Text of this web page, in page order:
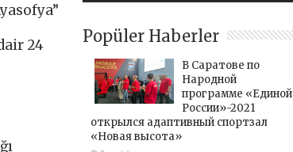
24
Popüler Haberler
В Саратове по
Народной
программе «Единой
России»-2021
открылся адаптивный спортзал
«Новая высота»